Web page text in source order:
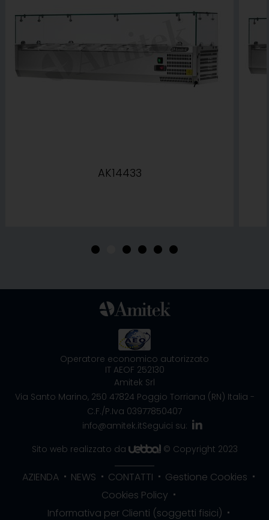
AK14433
• ••••
Operatore economico autorizzato
IT AEOF 252130
Amitek Srl
Via Santo Marino, 250 47824 Poggio Torriana (RN) Italia -
C.F./P.Iva 03977850407
info@amitek.itSeguici su:
Sito web realizzato da
© Copyright 2023
AZIENDA NEWS CONTATTI
Gestione Cookies
Cookies Policy
Informativa per Clienti (soggetti fisici)